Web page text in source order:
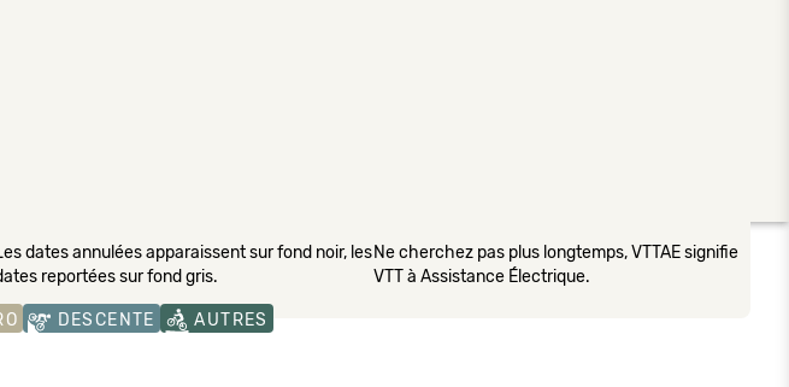
dates annulées apparaissent sur fond noir, les
reportées sur fond gris.
Ne cherchez pas plus longtemps, VTTAE signifie
VTT à Assistance Électrique.
DESCENTE AUTRES